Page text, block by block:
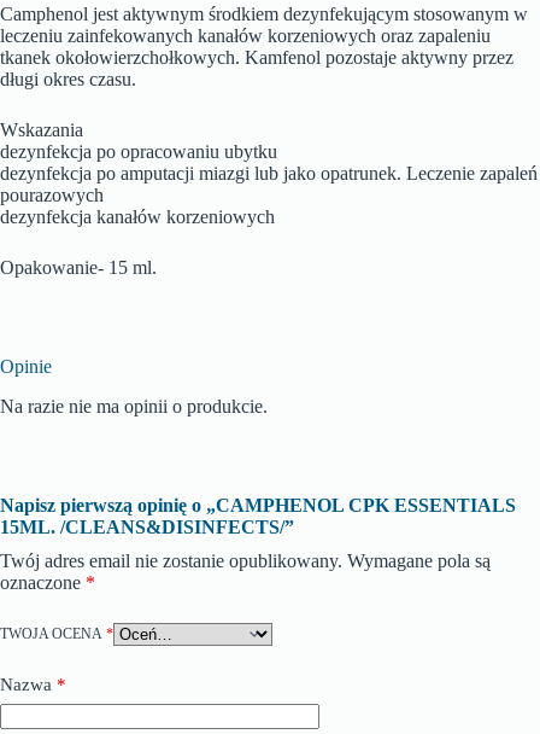
Camphenol jest aktywnym środkiem dezynfekującym stosowanym w
leczeniu zainfekowanych kanałów korzeniowych oraz zapaleniu
tkanek okołowierzchołkowych. Kamfenol pozostaje aktywny przez
długi okres czasu.
Wskazania
dezynfekcja po opracowaniu ubytku
dezynfekcja po amputacji miazgi lub jako opatrunek. Leczenie zapaleń
pourazowych
dezynfekcja kanałów korzeniowych
Opakowanie- 15 ml.
Opinie
Na razie nie ma opinii o produkcie.
Napisz pierwszą opinię o „CAMPHENOL CPK ESSENTIALS
15ML. /CLEANS&DISINFECTS/”
Twój adres email nie zostanie opublikowany. Wymagane pola są
oznaczone *
TWOJA OCENA *
Nazwa *